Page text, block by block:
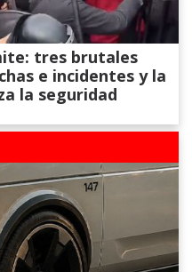
tres brutales
e incidentes y la
la seguridad